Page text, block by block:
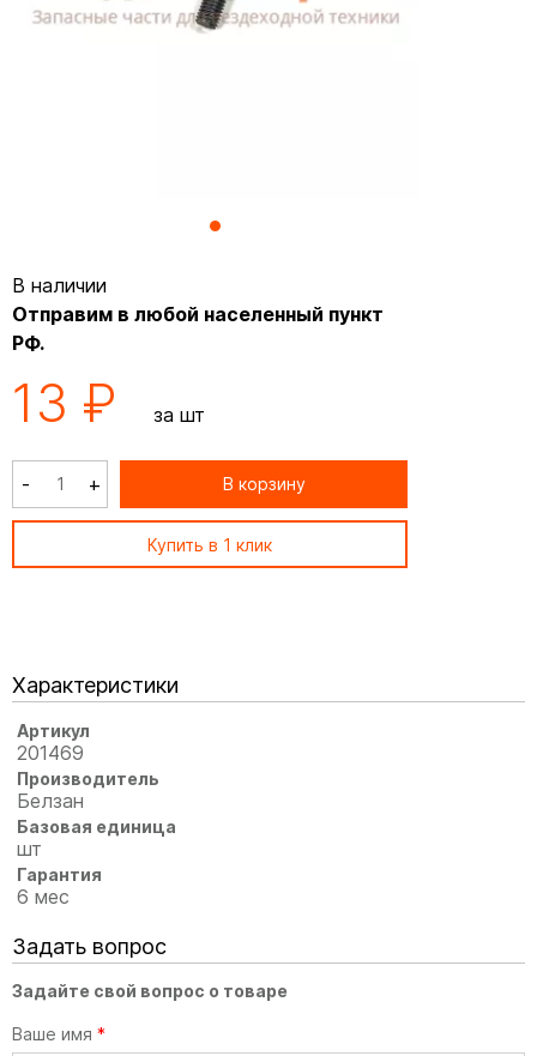
В наличии
Отправим в любой населенный пункт
РФ.
13 ₽ за шт
- + В корзину
Купить в 1 клик
Характеристики
Артикул
201469
Производитель
Белзан
Базовая единица
шт
Гарантия
6 мес
Задать вопрос
Задайте свой вопрос о товаре
Ваше имя *